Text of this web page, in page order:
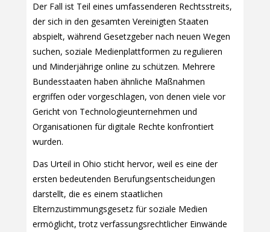
Der Fall ist Teil eines umfassenderen Rechtsstreits,
der sich in den gesamten Vereinigten Staaten
abspielt, während Gesetzgeber nach neuen Wegen
suchen, soziale Medienplattformen zu regulieren
und Minderjährige online zu schützen. Mehrere
Bundesstaaten haben ähnliche Maßnahmen
ergriffen oder vorgeschlagen, von denen viele vor
Gericht von Technologieunternehmen und
Organisationen für digitale Rechte konfrontiert
wurden.
Das Urteil in Ohio sticht hervor, weil es eine der
ersten bedeutenden Berufungsentscheidungen
darstellt, die es einem staatlichen
Elternzustimmungsgesetz für soziale Medien
ermöglicht, trotz verfassungsrechtlicher Einwände